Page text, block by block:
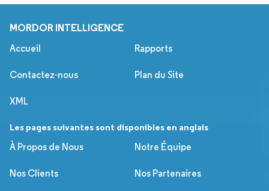
MORDOR INTELLIGENCE
Accueil Rapports
Contactez-nous Plan du Site
XML
Les pages suivantes sont disponibles en anglais
À Propos de Nous
Notre Équipe
Nos Clients Nos Partenaires